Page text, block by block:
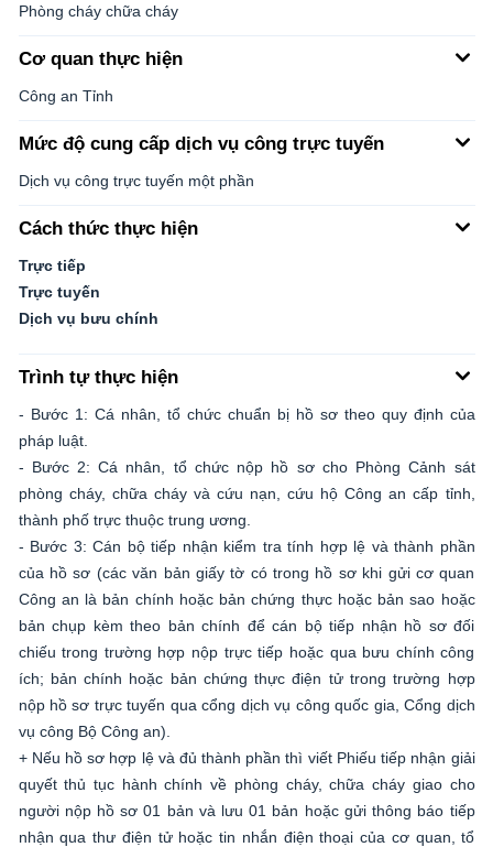
Phòng cháy chữa cháy
Cơ quan thực hiện
Công an Tỉnh
Mức độ cung cấp dịch vụ công trực tuyến
Dịch vụ công trực tuyến một phần
Cách thức thực hiện
Trực tiếp
Trực tuyến
Dịch vụ bưu chính
Trình tự thực hiện
- Bước 1: Cá nhân, tổ chức chuẩn bị hồ sơ theo quy định của
pháp luật.
- Bước 2: Cá nhân, tổ chức nộp hồ sơ cho Phòng Cảnh sát
phòng cháy, chữa cháy và cứu nạn, cứu hộ Công an cấp tỉnh,
thành phố trực thuộc trung ương.
- Bước 3: Cán bộ tiếp nhận kiểm tra tính hợp lệ và thành phần
của hồ sơ (các văn bản giấy tờ có trong hồ sơ khi gửi cơ quan
Công an là bản chính hoặc bản chứng thực hoặc bản sao hoặc
bản chụp kèm theo bản chính để cán bộ tiếp nhận hồ sơ đối
chiếu trong trường hợp nộp trực tiếp hoặc qua bưu chính công
ích; bản chính hoặc bản chứng thực điện tử trong trường hợp
nộp hồ sơ trực tuyến qua cổng dịch vụ công quốc gia, Cổng dịch
vụ công Bộ Công an).
+ Nếu hồ sơ hợp lệ và đủ thành phần thì viết Phiếu tiếp nhận giải
quyết thủ tục hành chính về phòng cháy, chữa cháy giao cho
người nộp hồ sơ 01 bản và lưu 01 bản hoặc gửi thông báo tiếp
nhận qua thư điện tử hoặc tin nhắn điện thoại của cơ quan, tổ